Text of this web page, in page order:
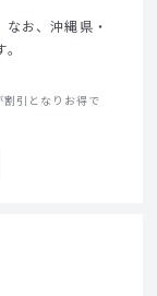
お、沖縄県・
引となりお得で